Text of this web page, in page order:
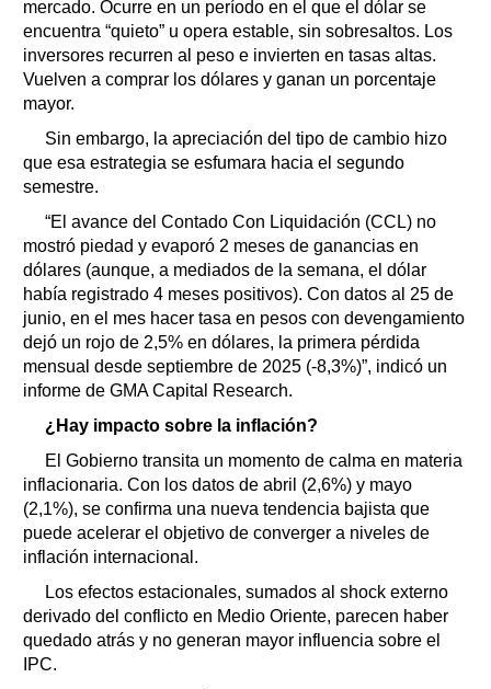
mercado. Ocurre en un período en el que el dólar se
encuentra “quieto” u opera estable, sin sobresaltos. Los
inversores recurren al peso e invierten en tasas altas.
Vuelven a comprar los dólares y ganan un porcentaje
mayor.
Sin embargo, la apreciación del tipo de cambio hizo
que esa estrategia se esfumara hacia el segundo
semestre.
“El avance del Contado Con Liquidación (CCL) no
mostró piedad y evaporó 2 meses de ganancias en
dólares (aunque, a mediados de la semana, el dólar
había registrado 4 meses positivos). Con datos al 25 de
junio, en el mes hacer tasa en pesos con devengamiento
dejó un rojo de 2,5% en dólares, la primera pérdida
mensual desde septiembre de 2025 (-8,3%)”, indicó un
informe de GMA Capital Research.
¿Hay impacto sobre la inflación?
El Gobierno transita un momento de calma en materia
inflacionaria. Con los datos de abril (2,6%) y mayo
(2,1%), se confirma una nueva tendencia bajista que
puede acelerar el objetivo de converger a niveles de
inflación internacional.
Los efectos estacionales, sumados al shock externo
derivado del conflicto en Medio Oriente, parecen haber
quedado atrás y no generan mayor influencia sobre el
IPC.